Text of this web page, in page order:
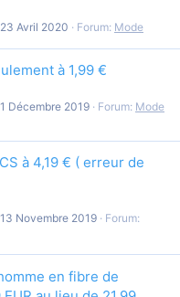
23 Avril 2020 Forum: Mode
à 1,99 €
Décembre 2019 Forum: Mode
à 4,19 € ( erreur de
13 Novembre 2019
Forum:
en fibre de